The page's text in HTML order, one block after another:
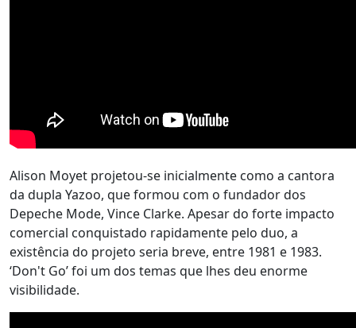
Alison Moyet projetou-se inicialmente como a cantora
da dupla Yazoo, que formou com o fundador dos
Depeche Mode, Vince Clarke. Apesar do forte impacto
comercial conquistado rapidamente pelo duo, a
existência do projeto seria breve, entre 1981 e 1983.
‘Don't Go’ foi um dos temas que lhes deu enorme
visibilidade.